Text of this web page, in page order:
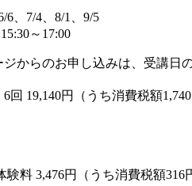
6、7/4、8/1、9/5
～17:00
からのお申し込みは、受講日
6回 19,140円（うち消費税額1,740
験料 3,476円（うち消費税額316